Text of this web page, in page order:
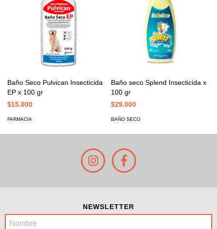
Baño Seco Pulvican Insecticida
EP x 100 gr
$15.000
FARMACIA
Baño seco Splend Insecticida x
100 gr
$29.000
BAÑO SECO
NEWSLETTER